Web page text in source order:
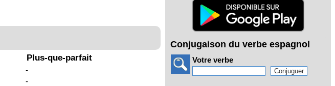
Plus-que-parfait
-
-
Conjugaison du verbe espagnol
Votre verbe